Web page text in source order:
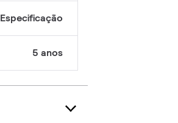
Especificação
5 anos